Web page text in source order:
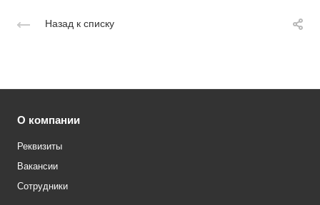
Назад к списку
О компании
Реквизиты
Вакансии
Сотрудники